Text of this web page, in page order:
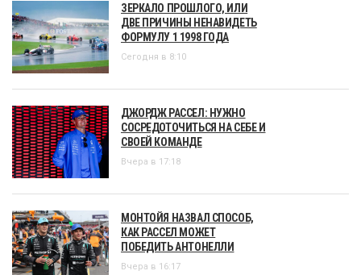
ЗЕРКАЛО ПРОШЛОГО, ИЛИ
ДВЕ ПРИЧИНЫ НЕНАВИДЕТЬ
ФОРМУЛУ 1 1998 ГОДА
Сегодня в 8:10
ДЖОРДЖ РАССЕЛ: НУЖНО
СОСРЕДОТОЧИТЬСЯ НА СЕБЕ И
СВОЕЙ КОМАНДЕ
Вчера в 17:18
МОНТОЙЯ НАЗВАЛ СПОСОБ,
КАК РАССЕЛ МОЖЕТ
ПОБЕДИТЬ АНТОНЕЛЛИ
Вчера в 16:17